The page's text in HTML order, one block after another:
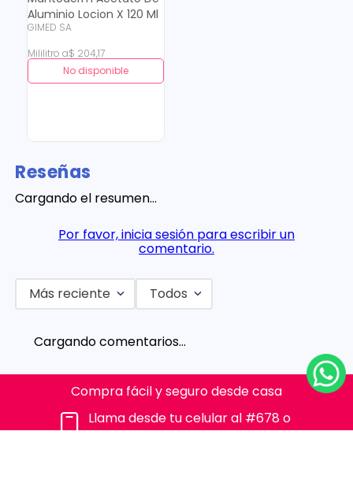
Aluminio Locion X 120 Ml
GIMED SA
Mililitro a$ 204,17
No disponible
Reseñas
Cargando el resumen…
Por favor, inicia sesión para escribir un
comentario.
Más reciente Todos
Cargando comentarios…
Compra fácil y seguro desde casa
Llama desde tu celular al #678 o